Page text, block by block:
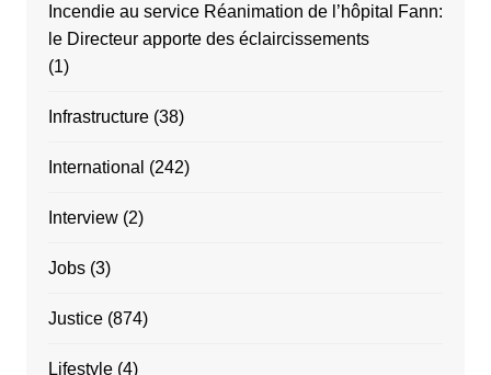
Incendie au service Réanimation de l’hôpital Fann:
le Directeur apporte des éclaircissements
(1)
Infrastructure(38)
International (242)
Interview(2)
Jobs(3)
Justice(874)
Lifestyle(4)